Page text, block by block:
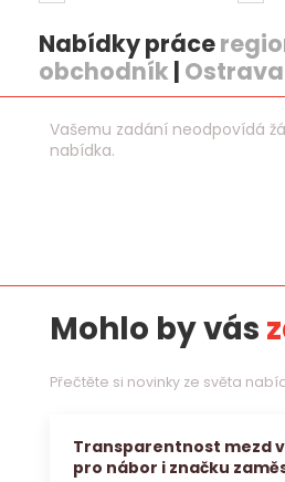
Nabídky práce
obchodník | Ostrava
Vašemu zadání neodpovídá
nabídka.
Mohlo by vás
Přečtěte si novinky ze světa
Transparentnost mezd
pro nábor i značku